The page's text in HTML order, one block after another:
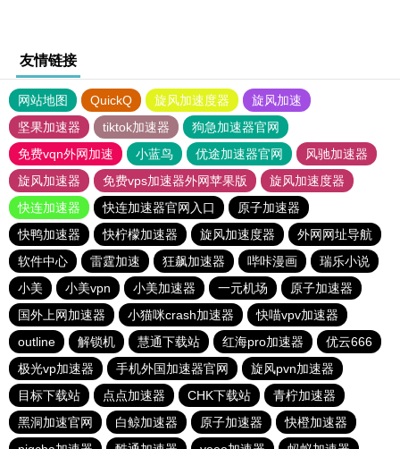
友情链接
网站地图 QuickQ 旋风加速度器
旋风加速
坚果加速器
tiktok加速器
狗急加速器官网
免费vqn外网加速
小蓝鸟 优途加速器官网
风驰加速器
旋风加速器
免费vps加速器外网苹果版
旋风加速度器
快连加速器
快连加速器官网入口
原子加速器
快鸭加速器
快柠檬加速器 旋风加速度器
外网网址导航
软件中心
雷霆加速 狂飙加速器 哔咔漫画
瑞乐小说
小美
小美vpn 小美加速器 一元机场
原子加速器
国外上网加速器
小猫咪crash加速器
快喵vpv加速器
outline
解锁机 慧通下载站 红海pro加速器
优云666
极光vp加速器
手机外国加速器官网
旋风pvn加速器
目标下载站
点点加速器 CHK下载站
青柠加速器
黑洞加速官网
白鲸加速器 原子加速器
快橙加速器